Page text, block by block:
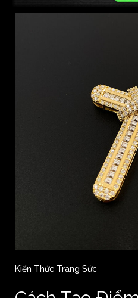
Kiến Thức Trang Sức